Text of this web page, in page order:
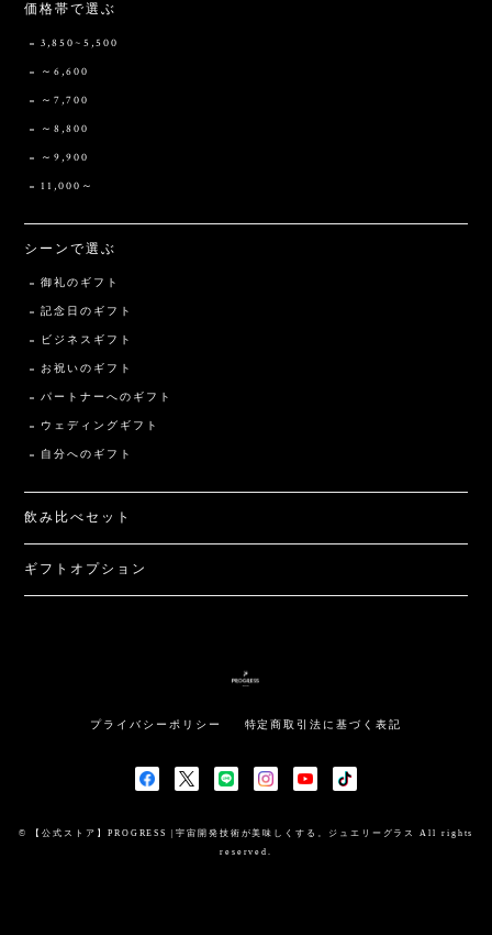
価格帯で選ぶ
3,850~5,500
～6,600
～7,700
～8,800
～9,900
11,000～
シーンで選ぶ
御礼のギフト
記念日のギフト
ビジネスギフト
お祝いのギフト
パートナーへのギフト
ウェディングギフト
自分へのギフト
飲み比べセット
ギフトオプション
プライバシーポリシー 特定商取引法に基づく表記
© 【公式ストア】PROGRESS |宇宙開発技術が美味しくする。ジュエリーグラス All rights
reserved.